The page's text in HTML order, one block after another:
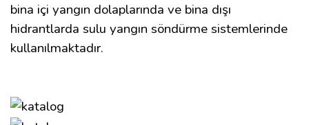
bina içi yangın dolaplarında ve bina dışı
hidrantlarda sulu yangın söndürme sistemlerinde
kullanılmaktadır.